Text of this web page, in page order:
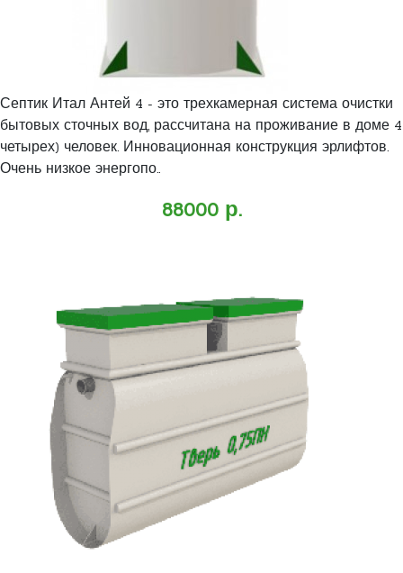
Септик Итал Антей 4 - это трехкамерная система очистки
бытовых сточных вод, рассчитана на проживание в доме 4
четырех) человек. Инновационная конструкция эрлифтов.
Очень низкое энергопо..
88000 р.